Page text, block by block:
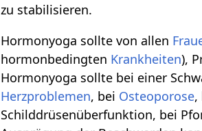
zu stabilisieren.
Hormonyoga sollte von allen
hormonbedingten Krankheiten),
Hormonyoga sollte bei einer
Herzproblemen, bei Osteoporose,
Schilddrüsenüberfunktion, bei